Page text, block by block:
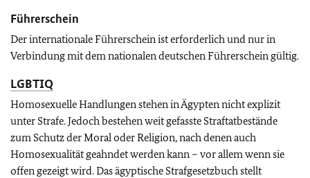
Führerschein
Der internationale Führerschein ist erforderlich und nur in
Verbindung mit dem nationalen deutschen Führerschein gültig.
LGBTIQ
Homosexuelle Handlungen stehen in Ägypten nicht explizit
unter Strafe. Jedoch bestehen weit gefasste Straftatbestände
zum Schutz der Moral oder Religion, nach denen auch
Homosexualität geahndet werden kann – vor allem wenn sie
offen gezeigt wird. Das ägyptische Strafgesetzbuch stellt